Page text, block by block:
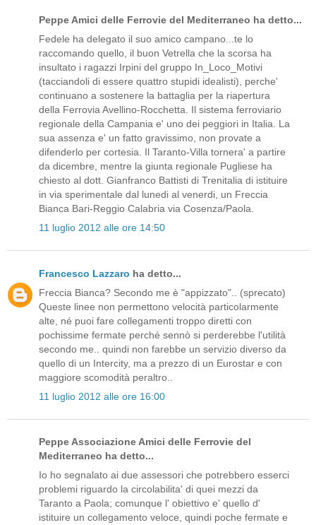
Peppe Amici delle Ferrovie del Mediterraneo ha detto...
Fedele ha delegato il suo amico campano...te lo
raccomando quello, il buon Vetrella che la scorsa ha
insultato i ragazzi Irpini del gruppo In_Loco_Motivi
(tacciandoli di essere quattro stupidi idealisti), perche'
continuano a sostenere la battaglia per la riapertura
della Ferrovia Avellino-Rocchetta. Il sistema ferroviario
regionale della Campania e' uno dei peggiori in Italia. La
sua assenza e' un fatto gravissimo, non provate a
difenderlo per cortesia. Il Taranto-Villa tornera' a partire
da dicembre, mentre la giunta regionale Pugliese ha
chiesto al dott. Gianfranco Battisti di Trenitalia di istituire
in via sperimentale dal lunedi al venerdi, un Freccia
Bianca Bari-Reggio Calabria via Cosenza/Paola.
11 luglio 2012 alle ore 14:50
Francesco Lazzaro ha detto...
Freccia Bianca? Secondo me è "appizzato".. (sprecato)
Queste linee non permettono velocità particolarmente
alte, né puoi fare collegamenti troppo diretti con
pochissime fermate perché sennò si perderebbe l'utilità
secondo me.. quindi non farebbe un servizio diverso da
quello di un Intercity, ma a prezzo di un Eurostar e con
maggiore scomodità peraltro..
11 luglio 2012 alle ore 16:00
Peppe Associazione Amici delle Ferrovie del
Mediterraneo ha detto...
Io ho segnalato ai due assessori che potrebbero esserci
problemi riguardo la circolabilita' di quei mezzi da
Taranto a Paola; comunque l' obiettivo e' quello d'
istituire un collegamento veloce, quindi poche fermate e